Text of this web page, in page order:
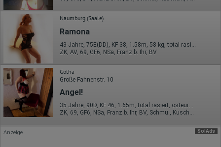
Herausgeber:
Hotjar Limited, Malta
Erhobene Daten:
Datum und Uhrzeit des Besuchs
Gerätetyp
Geografischer Standort
IP-Adresse
Mausbewegungen
Besuchte Seiten
Referrer URL
Bildschirmauflösung
Eindeutige Gerätekennung
Sprachinformationen
Naumburg (Saale)
Ramona
ZK, AV, 69, GF6, NSa, Franz b. Ihr, BV
Gotha
Große Fahnenstr. 10
Angel!
35 Jahre, 90D, KF 46, 1.65m, total rasiert, osteuropäisch
ZK, 69, GF6, NSa, Franz b. Ihr, BV, Schmu., Kuscheln
SolAds
Anzeige